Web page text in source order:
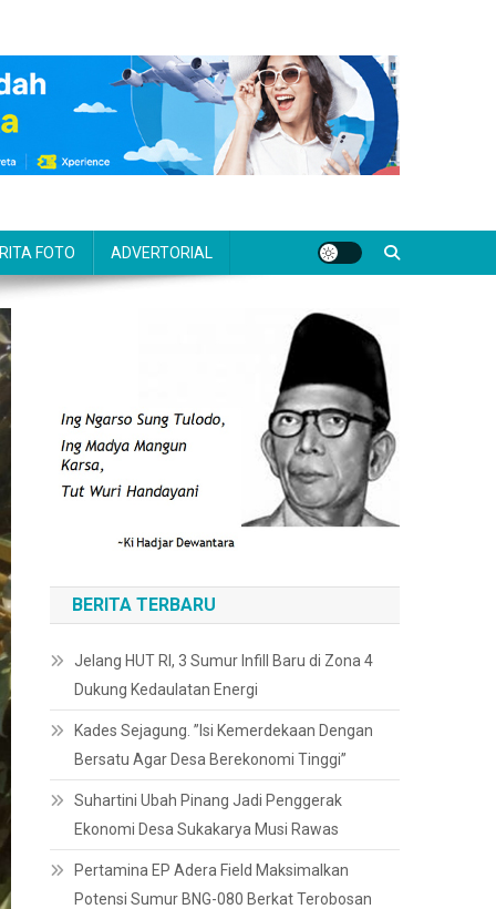
FOTO ADVERTORIAL
BERITA TERBARU
Jelang HUT RI, 3 Sumur Infill Baru di Zona 4
Dukung Kedaulatan Energi
Kades Sejagung. ”Isi Kemerdekaan Dengan
Bersatu Agar Desa Berekonomi Tinggi”
Suhartini Ubah Pinang Jadi Penggerak
Ekonomi Desa Sukakarya Musi Rawas
Pertamina EP Adera Field Maksimalkan
Potensi Sumur BNG-080 Berkat Terobosan